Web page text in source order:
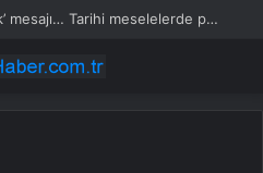
Gürsel Tekin’den ‘tutarlılık’ mesajı… Tarihi meselelerde pusula net olmalı